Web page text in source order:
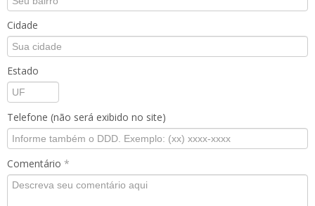
Cidade
Estado
Telefone (não será exibido no site)
Comentário *